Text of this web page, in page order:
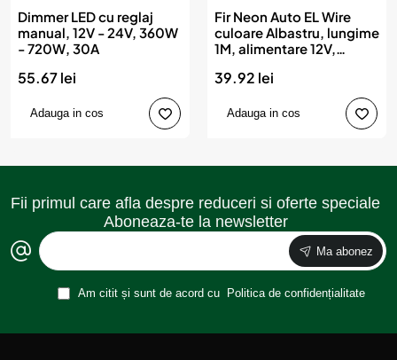
Dimmer LED cu reglaj
manual, 12V - 24V, 360W
- 720W, 30A
55.67 lei
Adauga in cos
Fir Neon Auto EL Wire
culoare Albastru, lungime
1M, alimentare 12V,
39.92 lei
Adauga in cos
Fii primul care afla despre reduceri si oferte speciale
Aboneaza-te la newsletter
Ma abonez
Am citit și sunt de acord cu Politica de confidențialitate